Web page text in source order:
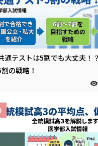
通テストは5割でも大丈夫！
の戦略！